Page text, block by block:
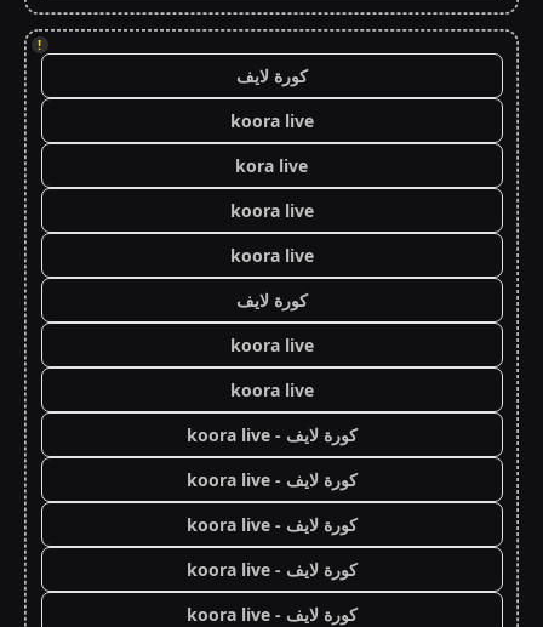
!
كورة لايف
koora live
kora live
koora live
koora live
كورة لايف
koora live
koora live
كورة لايف - koora live
كورة لايف - koora live
كورة لايف - koora live
كورة لايف - koora live
كورة لايف - koora live